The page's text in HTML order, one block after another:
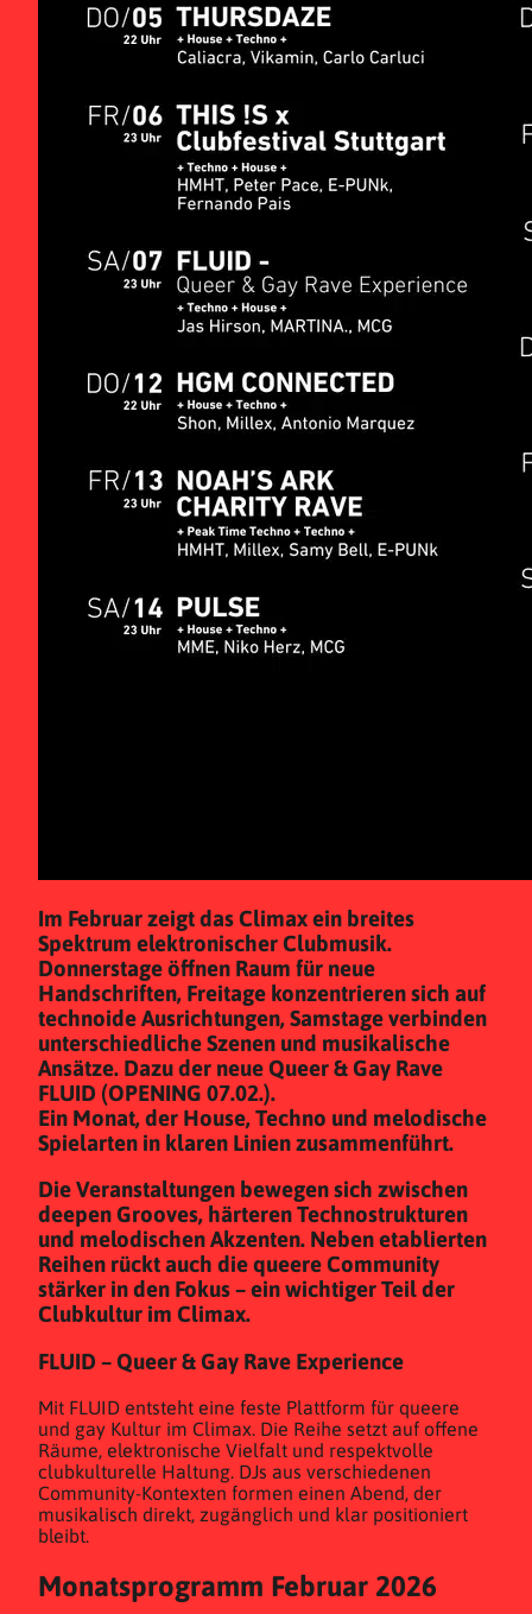
Im Februar zeigt das Climax ein breites
Spektrum elektronischer Clubmusik.
Donnerstage öffnen Raum für neue
Handschriften, Freitage konzentrieren sich auf
technoide Ausrichtungen, Samstage verbinden
unterschiedliche Szenen und musikalische
Ansätze. Dazu der neue Queer & Gay Rave
FLUID (OPENING 07.02.).
Ein Monat, der House, Techno und melodische
Spielarten in klaren Linien zusammenführt.
Die Veranstaltungen bewegen sich zwischen
deepen Grooves, härteren Technostrukturen
und melodischen Akzenten. Neben etablierten
Reihen rückt auch die queere Community
stärker in den Fokus – ein wichtiger Teil der
Clubkultur im Climax.
FLUID – Queer & Gay Rave Experience
Mit FLUID entsteht eine feste Plattform für queere
und gay Kultur im Climax. Die Reihe setzt auf offene
Räume, elektronische Vielfalt und respektvolle
clubkulturelle Haltung. DJs aus verschiedenen
Community-Kontexten formen einen Abend, der
musikalisch direkt, zugänglich und klar positioniert
bleibt.
Monatsprogramm Februar 2026